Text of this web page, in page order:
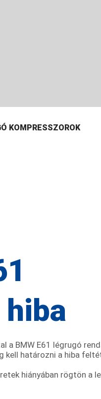
KOMPRESSZOROK
a BMW E61 légrugó
kell határozni a hiba
hiányában rögtön a